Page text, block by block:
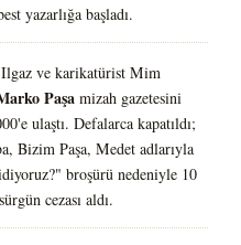
yazarlığa başladı.
ve karikatürist Mim
Paşa mizah gazetesini
ulaştı. Defalarca kapatıldı;
Bizim Paşa, Medet adlarıyla
broşürü nedeniyle 10
cezası aldı.